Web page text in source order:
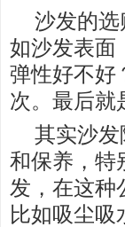
沙发的
如沙发表面
弹性好不好
次。最后就
其实沙
和保养，特
发，在这种
比如吸尘